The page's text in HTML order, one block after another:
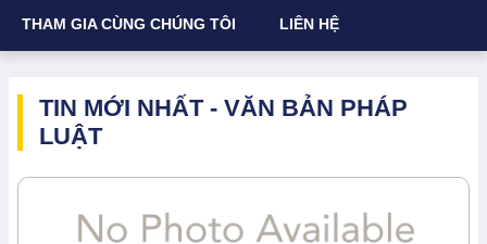
THAM GIA CÙNG CHÚNG TÔI LIÊN HỆ
TIN MỚI NHẤT - VĂN BẢN PHÁP
LUẬT